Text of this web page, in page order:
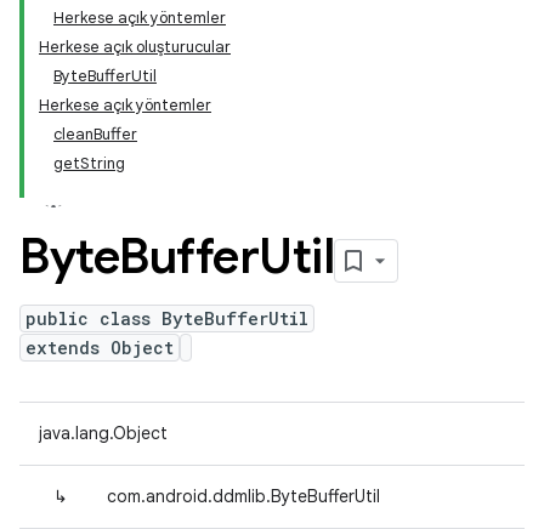
Herkese açık yöntemler
Herkese açık oluşturucular
ByteBufferUtil
Herkese açık yöntemler
cleanBuffer
getString
ByteBufferUtil
public class ByteBufferUtil
extends Object
java.lang.Object
↳ com.android.ddmlib.ByteBufferUtil